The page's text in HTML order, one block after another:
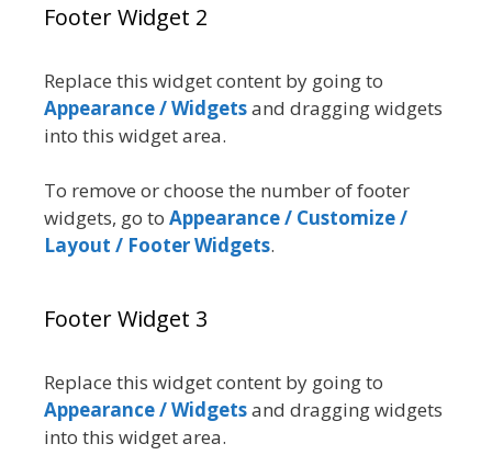
Footer Widget 2
Replace this widget content by going to
Appearance / Widgetsand dragging widgets
into this widget area.
To remove or choose the number of footer
widgets, go to Appearance / Customize /
Layout / Footer Widgets.
Footer Widget 3
Replace this widget content by going to
Appearance / Widgetsand dragging widgets
into this widget area.